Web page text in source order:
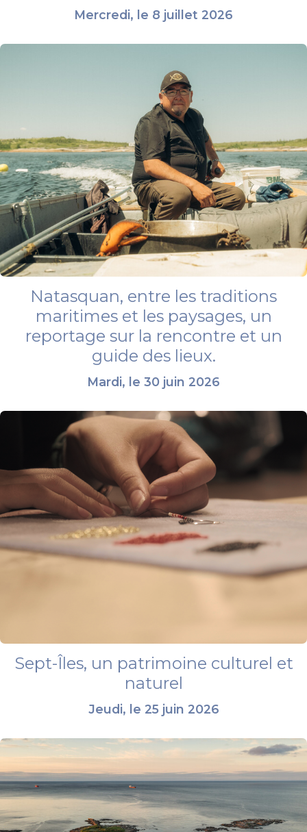
Mercredi, le 8 juillet 2026
Natasquan, entre les traditions
maritimes et les paysages, un
reportage sur la rencontre et un
guide des lieux.
Mardi, le 30 juin 2026
Sept-Îles, un patrimoine culturel et
naturel
Jeudi, le 25 juin 2026